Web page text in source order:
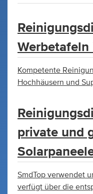
Werbetafeln
Kompetente
Hochhäusern und
private und
SmdTop verwendet
verfügt über die